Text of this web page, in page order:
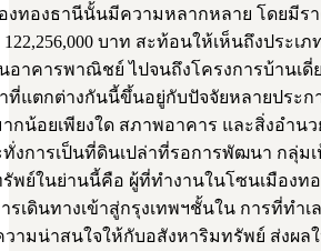
งทองธานีนั้นมีความหลากหลาย โดยมีรา
บาท สะท้อนให้เห็นถึงประ
อาคารพาณิชย์ ไปจนถึงโครงการบ้านเ
ที่แตกต่างกันนี้ขึ้นอยู่กับปัจจัยหลายประ
กน้อยเพียงใด สภาพอาคาร และสิ่งอำน
งการเป็นที่ดินเปล่าที่รอการพัฒนา กลุ่ม
พย์ในย่านนี้คือ ผู้ที่ทำงานในโซนเมืองท
รเดินทางเข้าสู่กรุงเทพฯชั้นใน การที่ทำ
ามน่าสนใจให้กับอสังหาริมทรัพย์ ส่งผล